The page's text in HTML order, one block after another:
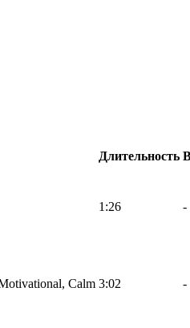
Длительность
1:26 -
Calm 3:02 -